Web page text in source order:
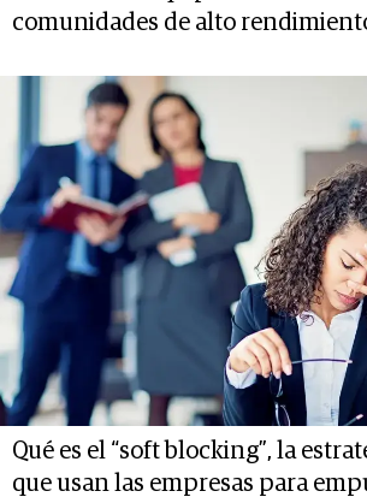
comunidades de alto
Qué es el “soft blocking”, la
que usan las empresas para